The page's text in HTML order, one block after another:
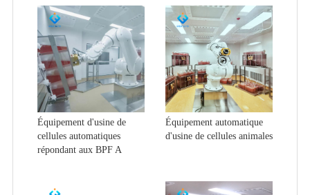
Équipement d'usine de
cellules automatiques
répondant aux BPF A
Équipement automatique
d'usine de cellules animales